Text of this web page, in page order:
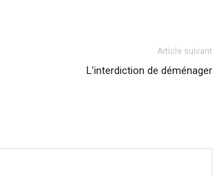
Article suivant
L’interdiction de déménager